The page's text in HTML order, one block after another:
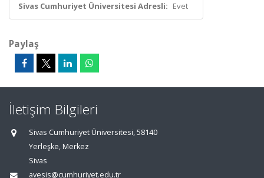
Sivas Cumhuriyet Üniversitesi Adresli: Evet
Paylaş
İletişim Bilgileri
Sivas Cumhuriyet Üniversitesi, 58140
Yerleşke, Merkez
Sivas
avesis@cumhuriyet.edu.tr